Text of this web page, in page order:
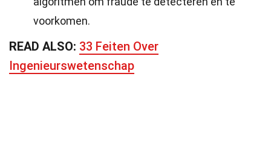
voorkomen.
READ ALSO: 33 Feiten Over
Ingenieurswetenschap